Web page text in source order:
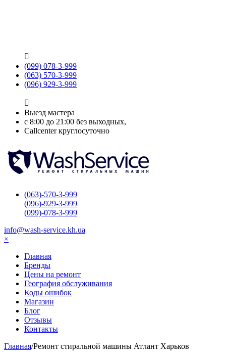

(099) 078-3-999
(063) 570-3-999
(096) 929-3-999

Выезд мастера
с 8:00 до 21:00 без выходных,
Callcenter круглосуточно
(063)-570-3-999
(096)-929-3-999
(099)-078-3-999
info@wash-service.kh.ua
×
Главная
Бренды
Цены на ремонт
География обслуживания
Коды ошибок
Магазин
Блог
Отзывы
Контакты
Главная/Ремонт стиральной машины Атлант Харьков